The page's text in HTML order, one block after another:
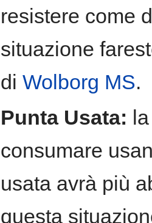
resistere come
situazione
diWolborg MS.
Punta Usata:
consumare
usata avrà più
questa